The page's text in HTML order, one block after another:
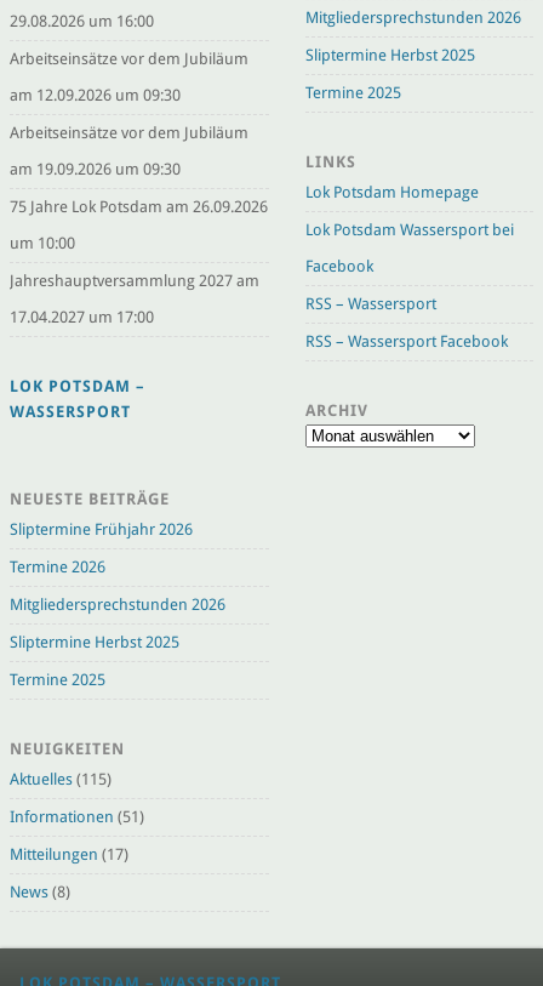
29.08.2026 um 16:00
Arbeitseinsätze vor dem Jubiläum
am 12.09.2026 um 09:30
Arbeitseinsätze vor dem Jubiläum
am 19.09.2026 um 09:30
75 Jahre Lok Potsdam am 26.09.2026
um 10:00
Jahreshauptversammlung 2027 am
17.04.2027 um 17:00
LOK POTSDAM –
WASSERSPORT
NEUESTE BEITRÄGE
Sliptermine Frühjahr 2026
Termine 2026
Mitgliedersprechstunden 2026
Sliptermine Herbst 2025
Termine 2025
NEUIGKEITEN
Aktuelles(115)
Informationen (51)
Mitteilungen (17)
News(8)
Mitgliedersprechstunden 2026
Sliptermine Herbst 2025
Termine 2025
LINKS
Lok Potsdam Homepage
Lok Potsdam Wassersport bei
Facebook
RSS – Wassersport
RSS – Wassersport Facebook
ARCHIV
Archiv